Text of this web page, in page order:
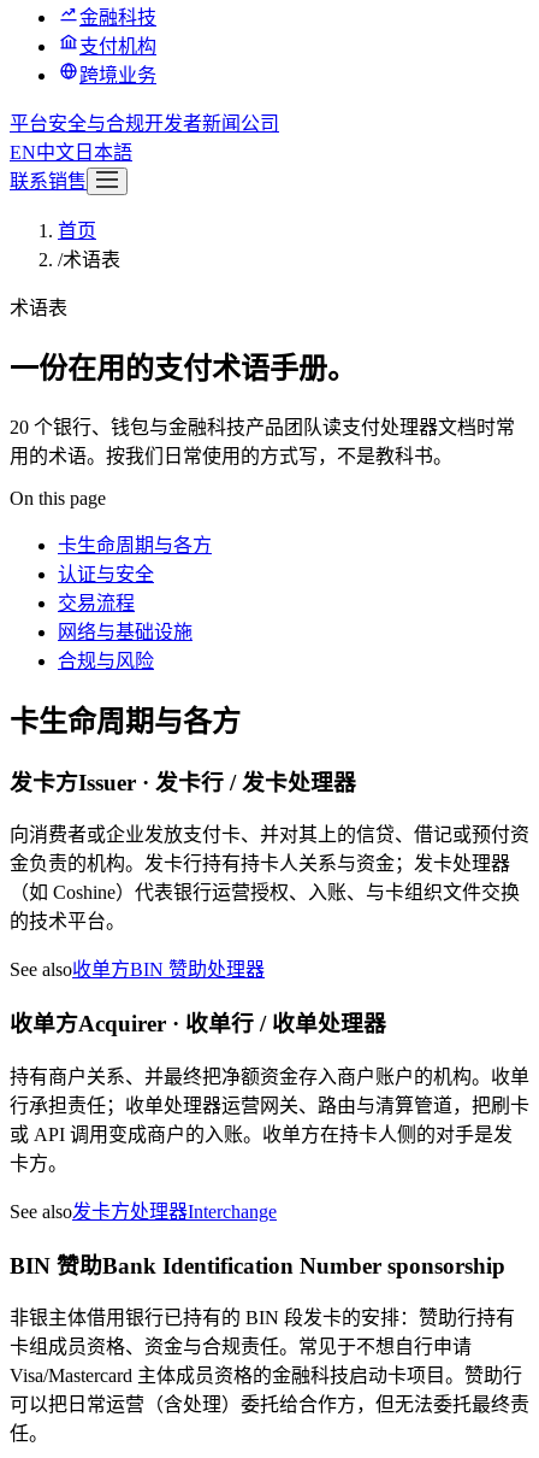
金融科技
支付机构
跨境业务
平台安全与合规开发者新闻 公司
EN中文 日本語
联系销售
首页
/术语表
术语表
一份在用的支付术语手册。
20 个银行、钱包与金融科技产品团队读支付处理器文档时常
用的术语。按我们日常使用的方式写，不是教科书。
On this page
卡生命周期与各方
认证与安全
交易流程
网络与基础设施
合规与风险
卡生命周期与各方
发卡方Issuer · 发卡行 / 发卡处理器
向消费者或企业发放支付卡、并对其上的信贷、借记或预付资
金负责的机构。发卡行持有持卡人关系与资金；发卡处理器
（如 Coshine）代表银行运营授权、入账、与卡组织文件交换
的技术平台。
See also收单方BIN 赞助处理器
收单方Acquirer · 收单行 / 收单处理器
持有商户关系、并最终把净额资金存入商户账户的机构。收单
行承担责任；收单处理器运营网关、路由与清算管道，把刷卡
或 API 调用变成商户的入账。收单方在持卡人侧的对手是发
卡方。
See also发卡方处理器Interchange
BIN 赞助Bank Identification Number sponsorship
非银主体借用银行已持有的 BIN 段发卡的安排：赞助行持有
卡组成员资格、资金与合规责任。常见于不想自行申请
Visa/Mastercard 主体成员资格的金融科技启动卡项目。赞助行
可以把日常运营（含处理）委托给合作方，但无法委托最终责
任。